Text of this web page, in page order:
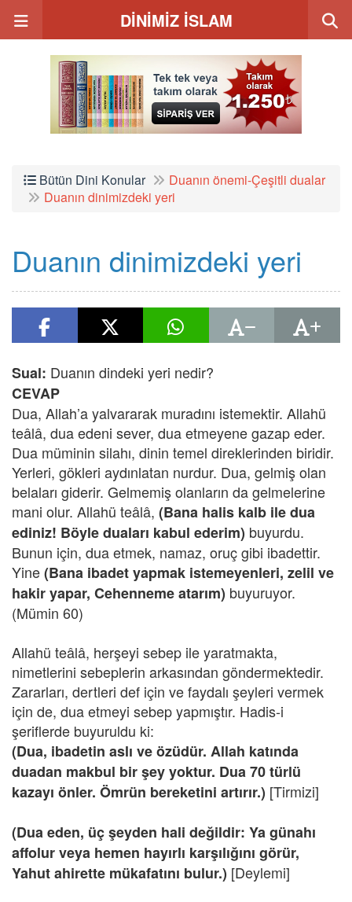
DİNİMİZ İSLAM
Bütün Dini Konular
Duanın önemi-Çeşitli dualar
Duanın dinimizdeki yeri
Duanın dinimizdeki yeri
Sual: Duanın dindeki yeri nedir?
CEVAP
Dua, Allah’a yalvararak muradını istemektir. Allahü
teâlâ, dua edeni sever, dua etmeyene gazap eder.
Dua müminin silahı, dinin temel direklerinden biridir.
Yerleri, gökleri aydınlatan nurdur. Dua, gelmiş olan
belaları giderir. Gelmemiş olanların da gelmelerine
mani olur. Allahü teâlâ, (Bana halis kalb ile dua
ediniz! Böyle duaları kabul ederim) buyurdu.
Bunun için, dua etmek, namaz, oruç gibi ibadettir.
Yine(Bana ibadet yapmak istemeyenleri, zelil ve
hakir yapar, Cehenneme atarım) buyuruyor.
(Mümin 60)
Allahü teâlâ, herşeyi sebep ile yaratmakta,
nimetlerini sebeplerin arkasından göndermektedir.
Zararları, dertleri def için ve faydalı şeyleri vermek
için de, dua etmeyi sebep yapmıştır. Hadis-i
şeriflerde buyuruldu ki:
(Dua, ibadetin aslı ve özüdür. Allah katında
duadan makbul bir şey yoktur. Dua 70 türlü
kazayı önler. Ömrün bereketini artırır.) [Tirmizi]
(Dua eden, üç şeyden hali değildir: Ya günahı
affolur veya hemen hayırlı karşılığını görür,
Yahut ahirette mükafatını bulur.) [Deylemi]